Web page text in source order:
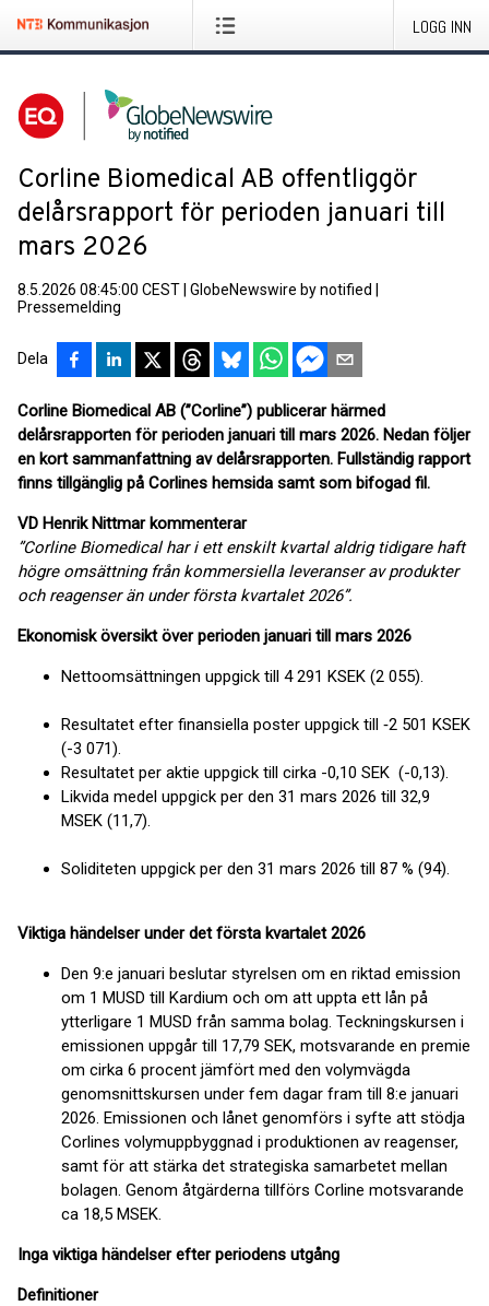
LOGG INN
Corline Biomedical AB offentliggör
delårsrapport för perioden januari till
mars 2026
8.5.2026 08:45:00 CEST GlobeNewswire by notified
Pressemelding
Dela
Corline Biomedical AB (”Corline”) publicerar härmed
delårsrapporten för perioden januari till mars 2026. Nedan följer
en kort sammanfattning av delårsrapporten. Fullständig rapport
finns tillgänglig på Corlines hemsida samt som bifogad fil.
VD Henrik Nittmar kommenterar
”Corline Biomedical har i ett enskilt kvartal aldrig tidigare haft
högre omsättning från kommersiella leveranser av produkter
och reagenser än under första kvartalet 2026”.
Ekonomisk översikt över perioden januari till mars 2026
Nettoomsättningen uppgick till 4 291 KSEK (2 055).
Resultatet efter finansiella poster uppgick till ‑2 501 KSEK
(-3 071).
Resultatet per aktie uppgick till cirka -0,10 SEK (-0,13).
Likvida medel uppgick per den 31 mars 2026 till 32,9
MSEK (11,7).
Soliditeten uppgick per den 31 mars 2026 till 87 % (94).
Viktiga händelser under det första kvartalet 2026
Den 9:e januari beslutar styrelsen om en riktad emission
om 1 MUSD till Kardium och om att uppta ett lån på
ytterligare 1 MUSD från samma bolag. Teckningskursen i
emissionen uppgår till 17,79 SEK, motsvarande en premie
om cirka 6 procent jämfört med den volymvägda
genomsnittskursen under fem dagar fram till 8:e januari
2026. Emissionen och lånet genomförs i syfte att stödja
Corlines volymuppbyggnad i produktionen av reagenser,
samt för att stärka det strategiska samarbetet mellan
bolagen. Genom åtgärderna tillförs Corline motsvarande
ca 18,5 MSEK.
Inga viktiga händelser efter periodens utgång
Definitioner